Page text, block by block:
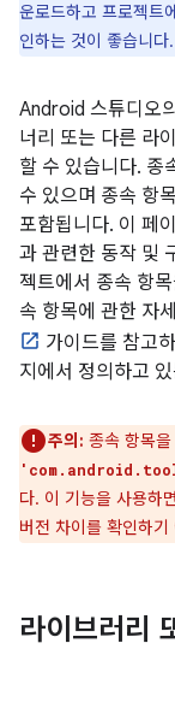
운로드하고 프로젝트
인하는 것이 좋습니다.
Android 스튜디오
너리 또는 다른 라
할 수 있습니다. 종
수 있으며 종속 항
포함됩니다. 이 페
과 관련한 동작 및
젝트에서 종속 항
속 항목에 관한 자
가이드를 참고
지에서 정의하고
주의: 종속 항목
다. 이 기능을 사용하
버전 차이를 확인하
라이브러리